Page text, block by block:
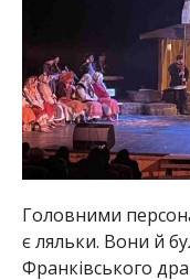
Головними
є ляльки. Вони й
Франківського